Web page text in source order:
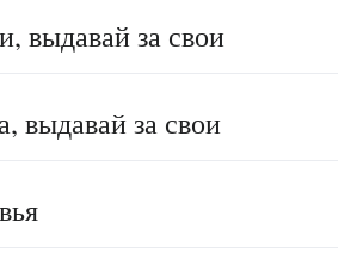
выдавай за свои
выдавай за свои